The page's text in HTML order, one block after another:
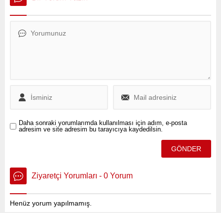
Daha sonraki yorumlarımda kullanılması için adım, e-posta
adresim ve site adresim bu tarayıcıya kaydedilsin.
Ziyaretçi Yorumları - 0 Yorum
Henüz yorum yapılmamış.